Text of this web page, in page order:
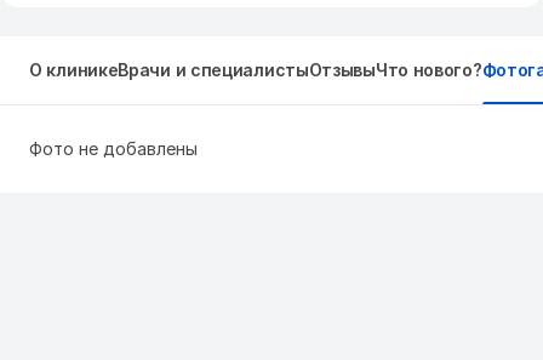
О клиникеВрачи и специалистыОтзывыЧто нового?
Фото не добавлены